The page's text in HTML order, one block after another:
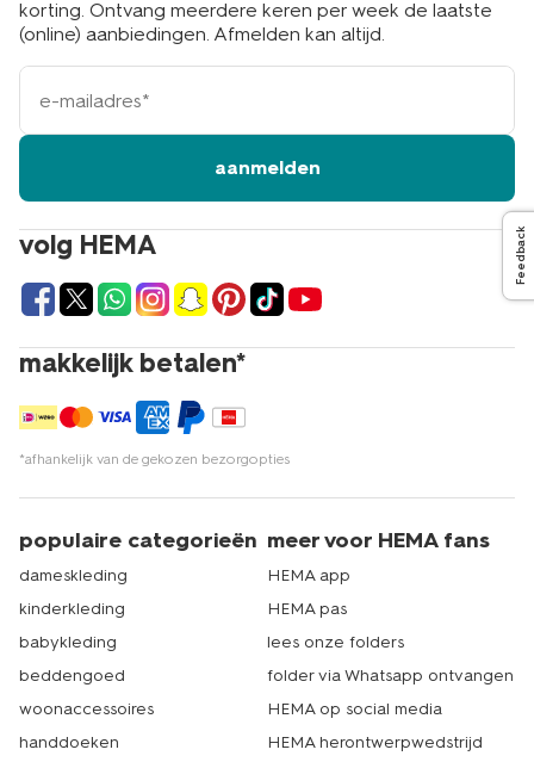
volg HEMA
makkelijk betalen*
*afhankelijk van de gekozen bezorgopties
korting. Ontvang meerdere keren per week de laatste
(online) aanbiedingen. Afmelden kan altijd.
e-
mailadres
aanmelden
populaire categorieën
dameskleding
kinderkleding
babykleding
beddengoed
woonaccessoires
handdoeken
meer voor HEMA fans
HEMA app
HEMA pas
lees onze folders
folder via Whatsapp ontvangen
HEMA op social media
HEMA herontwerpwedstrijd
Feedback